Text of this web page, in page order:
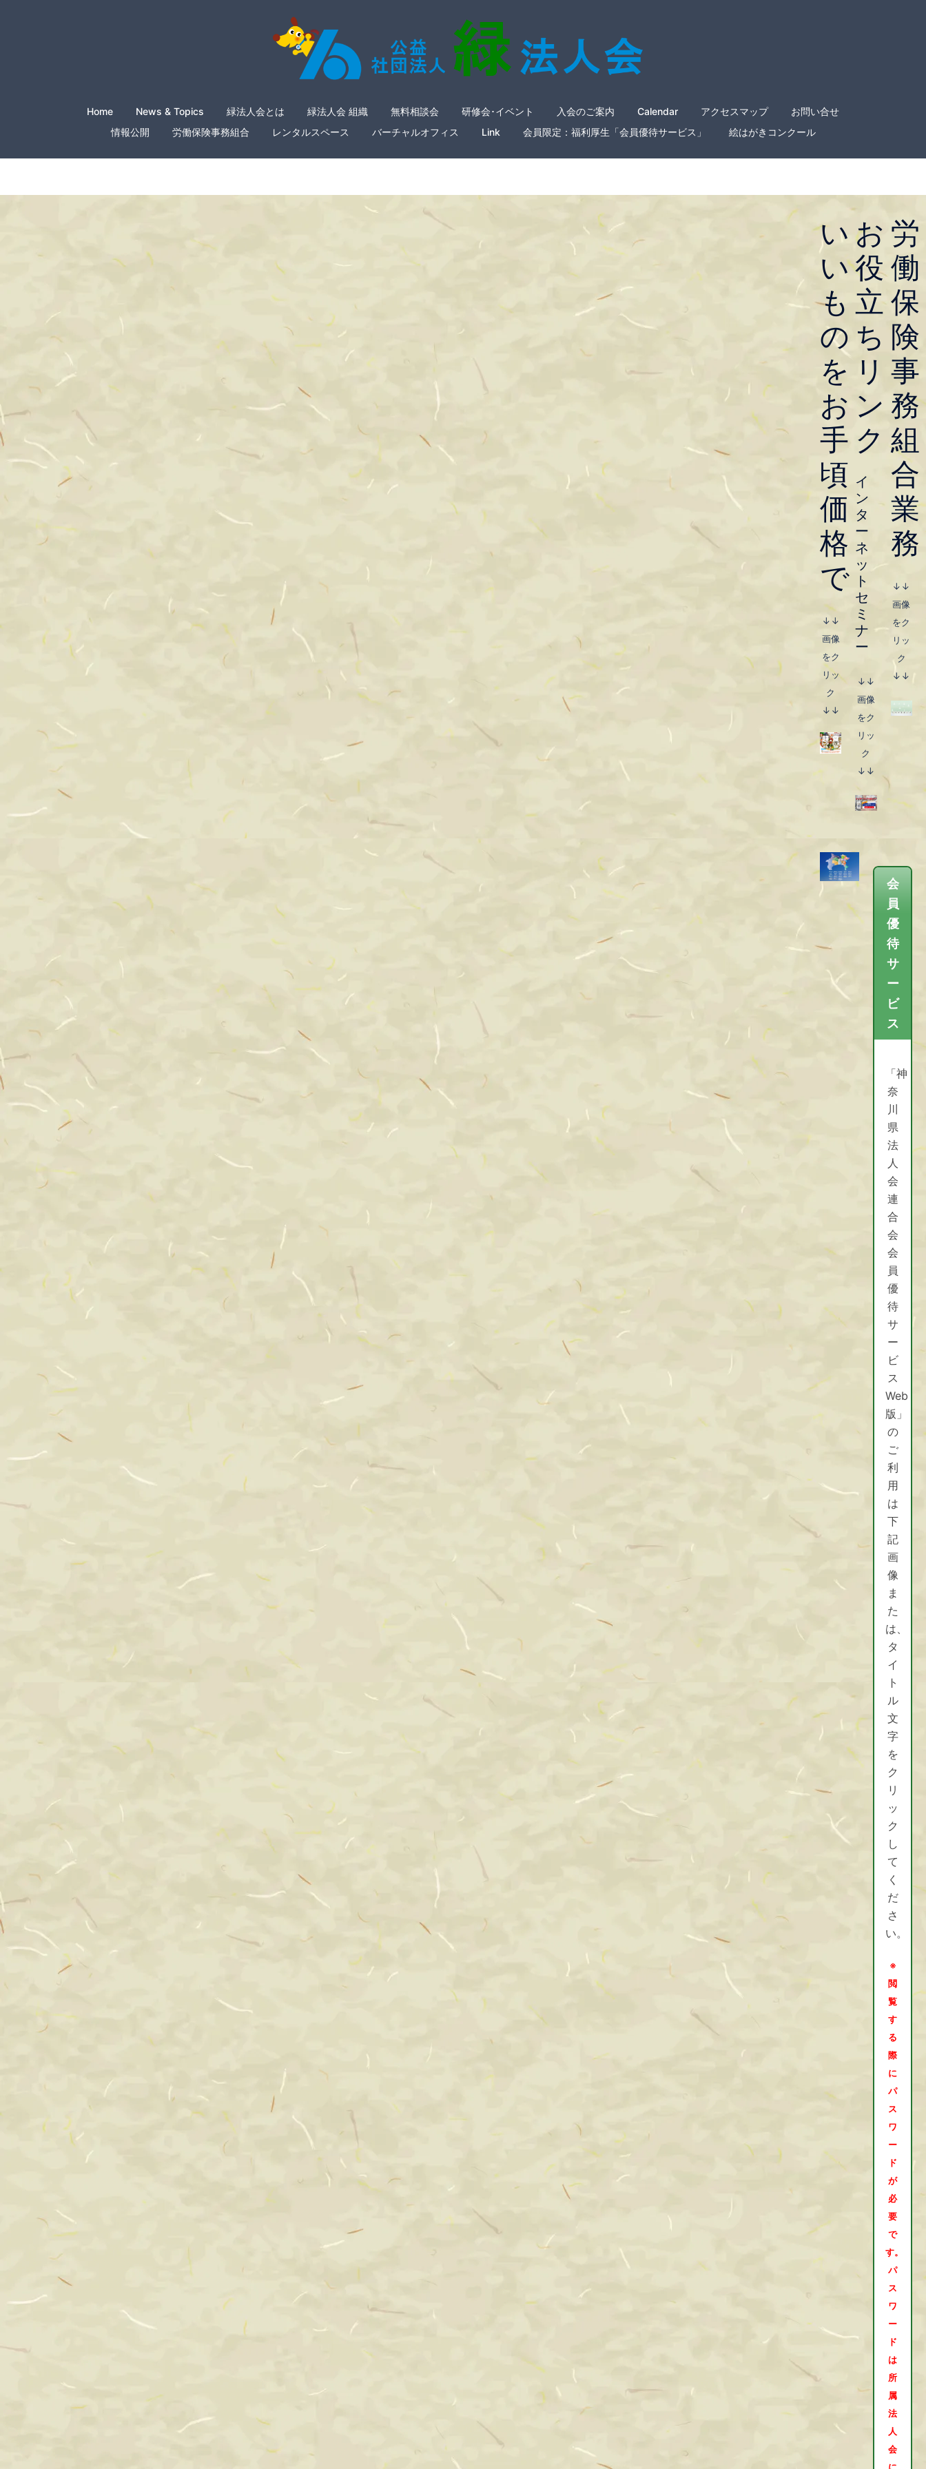
Home News & Topics 緑法人会とは 緑法人会 組織 無料相談会 研修会･イベント 入会のご案内 Calendar アクセスマップ
お問い合せ
情報公開
労働保険事務組合 レンタルスペース バーチャルオフィス Link 会員限定：福利厚生「会員優待サービス」 絵はがきコンクール
20250619_giansho_p1
いいものをお手頃価格
Otameshiは「いいものお手頃価
格で買えてちょっぴり社会貢献
インターネットセミナー
会員優待サービス Web
員優待サービス Web版」
↑↑ バナーをクリックしてアクセス
※ 閲覧する際にパスワードが必要
所属法人会にご確認ください。
Facebook
い
い
も
の
を
お
手
頃
価
格
で
↓↓
画像
をク
リッ
ク
↓↓
お
役
立
ち
リ
ン
ク
イ
ン
タ
ー
ネ
ッ
ト
セ
ミ
ナ
ー
↓↓
画像
をク
リッ
ク
↓↓
労
働
保
険
事
務
組
合
業
務
↓↓
画像
をク
リッ
ク
↓↓
会
員
優
待
サ
ー
ビ
ス
「神
奈
川
県
法
人
会
連
合
会
会
員
優
待
サ
ー
ビ
ス
Web
版」
の
ご
利
用
は
下
記
画
像
ま
た
は、
タ
イ
ト
ル
文
字
を
ク
リ
ッ
ク
し
て
く
だ
さ
い。
※
閲
覧
す
る
際
に
パ
ス
ワ
ー
ド
が
必
要
で
す。
パ
ス
ワ
ー
ド
は
所
属
法
人
会